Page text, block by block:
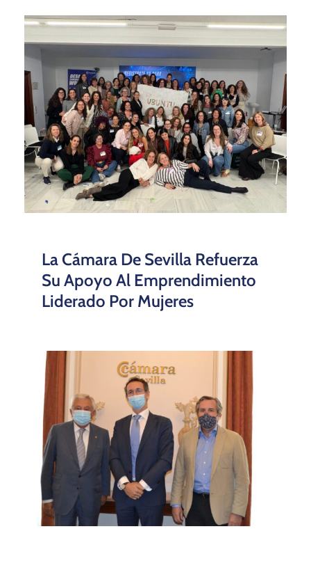
La Cámara De Sevilla Refuerza
Su Apoyo Al Emprendimiento
Liderado Por Mujeres